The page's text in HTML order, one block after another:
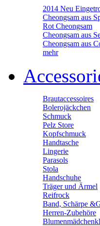
2014 Neu
Cheongsam aus
Rot Cheongsam
Cheongsam aus
Cheongsam aus
mehr
Brautaccessoires
Bolerojäckchen
Schmuck
Pelz Store
Kopfschmuck
Handtasche
Lingerie
Parasols
Stola
Handschuhe
Träger und Ärmel
Reifrock
Band, Schärpe
Herren-Zubehöre